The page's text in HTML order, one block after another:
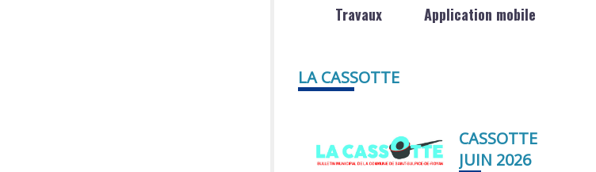
Travaux Application mobile
LA CASSOTTE
CASSOTTE
JUIN 2026